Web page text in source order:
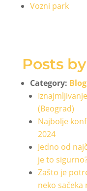
Vozni park
Posts
Category: Blog
(Beograd)
Najbolje
2024
Jedno od
je to
Zašto je
neko